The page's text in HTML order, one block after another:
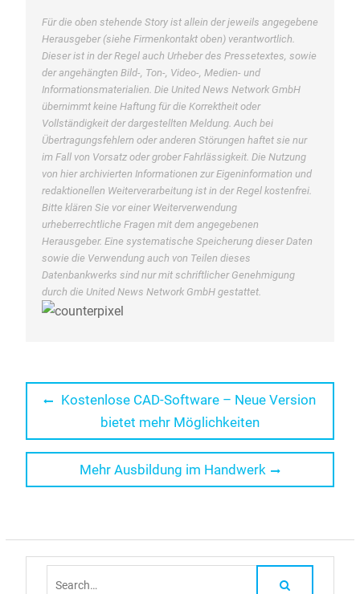
Für die oben stehende Story ist allein der jeweils angegebene
Herausgeber (siehe Firmenkontakt oben) verantwortlich.
Dieser ist in der Regel auch Urheber des Pressetextes, sowie
der angehängten Bild-, Ton-, Video-, Medien- und
Informationsmaterialien. Die United News Network GmbH
übernimmt keine Haftung für die Korrektheit oder
Vollständigkeit der dargestellten Meldung. Auch bei
Übertragungsfehlern oder anderen Störungen haftet sie nur
im Fall von Vorsatz oder grober Fahrlässigkeit. Die Nutzung
von hier archivierten Informationen zur Eigeninformation und
redaktionellen Weiterverarbeitung ist in der Regel kostenfrei.
Bitte klären Sie vor einer Weiterverwendung
urheberrechtliche Fragen mit dem angegebenen
Herausgeber. Eine systematische Speicherung dieser Daten
sowie die Verwendung auch von Teilen dieses
Datenbankwerks sind nur mit schriftlicher Genehmigung
durch die United News Network GmbH gestattet.
Beitragsnavigation
Previous
Kostenlose CAD-Software – Neue Version
bietet mehr Möglichkeiten
Next
post:
Mehr Ausbildung im Handwerk